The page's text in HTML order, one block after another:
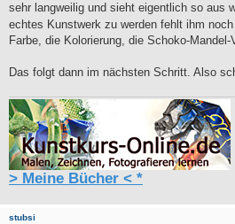
sehr langweilig und sieht eigentlich so aus
echtes Kunstwerk zu werden fehlt ihm
Farbe, die Kolorierung, die Schoko-Mandel-
Das folgt dann im nächsten Schritt. Also
> Meine Bücher < *
stubsi